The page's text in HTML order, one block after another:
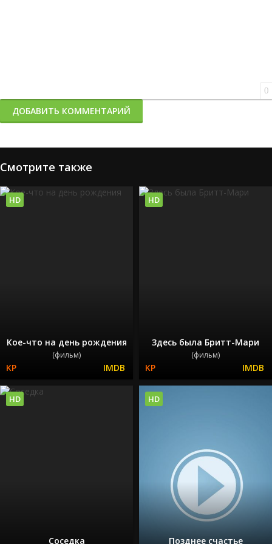
0
ДОБАВИТЬ КОММЕНТАРИЙ
Смотрите также
Кое-что на день рождения
(фильм)
HD
Здесь была Бритт-Мари
(фильм)
HD
Соседка
HD
Позднее счастье
HD